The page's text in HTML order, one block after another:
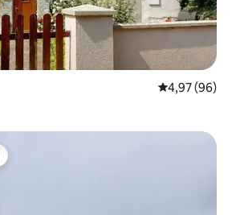
4,97 (96)